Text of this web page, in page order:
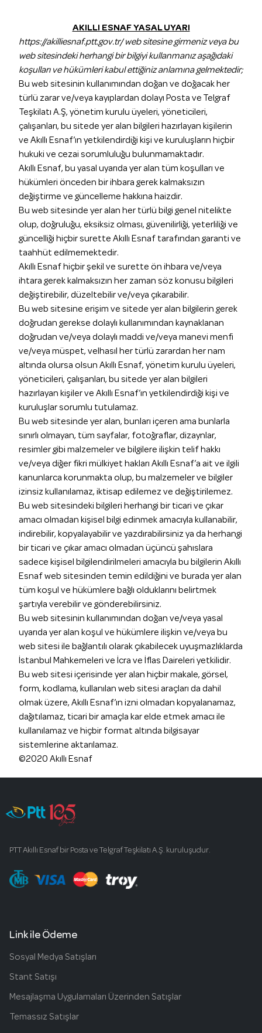
AKILLI ESNAF YASAL UYARI
https://akilliesnaf.ptt.gov.tr/ web sitesine girmeniz veya bu
web sitesindeki herhangi bir bilgiyi kullanmanız aşağıdaki
koşulları ve hükümleri kabul ettiğiniz anlamına gelmektedir;
Bu web sitesinin kullanımından doğan ve doğacak her
türlü zarar ve/veya kayıplardan dolayı Posta ve Telgraf
Teşkilatı A.Ş, yönetim kurulu üyeleri, yöneticileri,
çalışanları, bu sitede yer alan bilgileri hazırlayan kişilerin
ve Akıllı Esnaf’ın yetkilendirdiği kişi ve kuruluşların hiçbir
hukuki ve cezai sorumluluğu bulunmamaktadır.
Akıllı Esnaf, bu yasal uyarıda yer alan tüm koşulları ve
hükümleri önceden bir ihbara gerek kalmaksızın
değiştirme ve güncelleme hakkına haizdir.
Bu web sitesinde yer alan her türlü bilgi genel nitelikte
olup, doğruluğu, eksiksiz olması, güvenilirliği, yeterliliği ve
güncelliği hiçbir surette Akıllı Esnaf tarafından garanti ve
taahhüt edilmemektedir.
Akıllı Esnaf hiçbir şekil ve surette ön ihbara ve/veya
ihtara gerek kalmaksızın her zaman söz konusu bilgileri
değiştirebilir, düzeltebilir ve/veya çıkarabilir.
Bu web sitesine erişim ve sitede yer alan bilgilerin gerek
doğrudan gerekse dolaylı kullanımından kaynaklanan
doğrudan ve/veya dolaylı maddi ve/veya manevi menfi
ve/veya müspet, velhasıl her türlü zarardan her nam
altında olursa olsun Akıllı Esnaf, yönetim kurulu üyeleri,
yöneticileri, çalışanları, bu sitede yer alan bilgileri
hazırlayan kişiler ve Akıllı Esnaf’ın yetkilendirdiği kişi ve
kuruluşlar sorumlu tutulamaz.
Bu web sitesinde yer alan, bunları içeren ama bunlarla
sınırlı olmayan, tüm sayfalar, fotoğraflar, dizaynlar,
resimler gibi malzemeler ve bilgilere ilişkin telif hakkı
ve/veya diğer fikri mülkiyet hakları Akıllı Esnaf’a ait ve ilgili
kanunlarca korunmakta olup, bu malzemeler ve bilgiler
izinsiz kullanılamaz, iktisap edilemez ve değiştirilemez.
Bu web sitesindeki bilgileri herhangi bir ticari ve çıkar
amacı olmadan kişisel bilgi edinmek amacıyla kullanabilir,
indirebilir, kopyalayabilir ve yazdırabilirsiniz ya da herhangi
bir ticari ve çıkar amacı olmadan üçüncü şahıslara
sadece kişisel bilgilendirilmeleri amacıyla bu bilgilerin Akıllı
Esnaf web sitesinden temin edildiğini ve burada yer alan
tüm koşul ve hükümlere bağlı olduklarını belirtmek
şartıyla verebilir ve gönderebilirsiniz.
Bu web sitesinin kullanımından doğan ve/veya yasal
uyarıda yer alan koşul ve hükümlere ilişkin ve/veya bu
web sitesi ile bağlantılı olarak çıkabilecek uyuşmazlıklarda
İstanbul Mahkemeleri ve İcra ve İflas Daireleri yetkilidir.
Bu web sitesi içerisinde yer alan hiçbir makale, görsel,
form, kodlama, kullanılan web sitesi araçları da dahil
olmak üzere, Akıllı Esnaf’ın izni olmadan kopyalanamaz,
dağıtılamaz, ticari bir amaçla kar elde etmek amacı ile
kullanılamaz ve hiçbir format altında bilgisayar
sistemlerine aktarılamaz.
©2020 Akıllı Esnaf
PTT Akıllı Esnaf bir Posta ve Telgraf Teşkilatı A.Ş. kuruluşudur.
Link ile Ödeme
Sosyal Medya Satışları
Stant Satışı
Mesajlaşma Uygulamaları Üzerinden Satışlar
Temassız Satışlar